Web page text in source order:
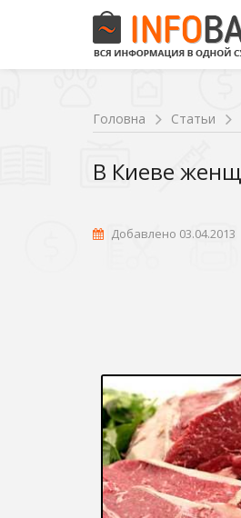
Головна Статьи
В Киеве
Добавлено 03.04.2013